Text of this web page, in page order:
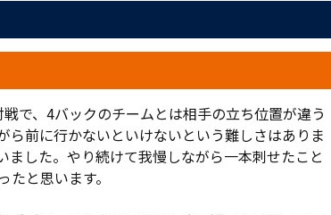
分には、ピッチ中央から谷内田がスルーパスを
止められた。直後に杉本と津久井、73分には藤
合終盤の難しい場面に備えて、チームを束ねら
が負傷し、脳震盪の疑いによる追加交代で加藤
ディショナルタイムでピンチを招く場面もあった
1-0で勝利した。
で、4バックのチームとは相手の立ち位置が違う
前に行かないといけないという難しさはありま
した。やり続けて我慢しながら一本刺せたこと
と思います。